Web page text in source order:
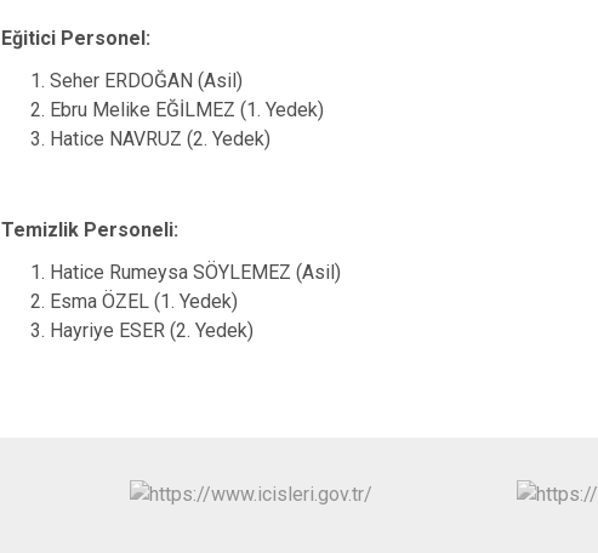
Eğitici Personel:
Seher ERDOĞAN (Asil)
Ebru Melike EĞİLMEZ (1. Yedek)
Hatice NAVRUZ (2. Yedek)
Temizlik Personeli:
Hatice Rumeysa SÖYLEMEZ (Asil)
Esma ÖZEL (1. Yedek)
Hayriye ESER (2. Yedek)